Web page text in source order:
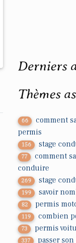
Derniers
Thèmes
66
comment
permis
156 stage
77
comment
conduire
269 stage
199 savoir
82 permis
119 combien
73 permis
337 passer